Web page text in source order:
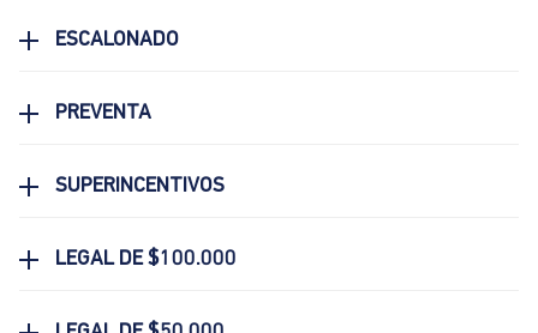
ESCALONADO
PREVENTA
SUPERINCENTIVOS
LEGAL DE $100.000